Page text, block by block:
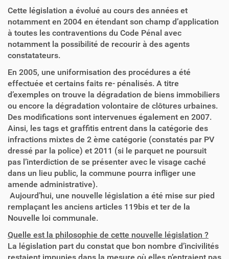
Cette législation a évolué au cours des années et
notamment en 2004 en étendant son champ d’application
à toutes les contraventions du Code Pénal avec
notamment la possibilité de recourir à des agents
constatateurs.
En 2005, une uniformisation des procédures a été
effectuée et certains faits re- pénalisés. A titre
d’exemples on trouve la dégradation de biens immobiliers
ou encore la dégradation volontaire de clôtures urbaines.
Des modifications sont intervenues également en 2007.
Ainsi, les tags et graffitis entrent dans la catégorie des
infractions mixtes de 2 ème catégorie (constatés par PV
dressé par la police) et 2011 (si le parquet ne poursuit
pas l’interdiction de se présenter avec le visage caché
dans un lieu public, la commune pourra infliger une
amende administrative).
Aujourd’hui, une nouvelle législation a été mise sur pied
remplaçant les anciens articles 119bis et ter de la
Nouvelle loi communale.
Quelle est la philosophie de cette nouvelle législation ?
La législation part du constat que bon nombre d’incivilités